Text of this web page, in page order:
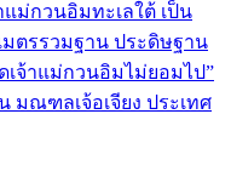
ม่กวนอิมทะเลใต้ เป็น
มตรรวมฐาน ประดิษฐาน
เจ้าแม่กวนอิมไม่ยอมไป”
มณฑลเจ้อเจียง ประเทศ